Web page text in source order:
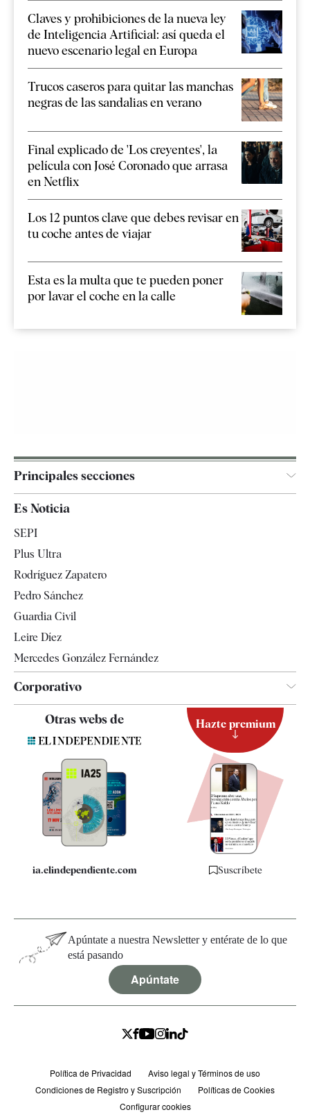
Claves y prohibiciones de la nueva ley
de Inteligencia Artificial: así queda el
nuevo escenario legal en Europa
Trucos caseros para quitar las manchas
negras de las sandalias en verano
Final explicado de 'Los creyentes', la
película con José Coronado que arrasa
en Netflix
Los 12 puntos clave que debes revisar en
tu coche antes de viajar
Esta es la multa que te pueden poner
por lavar el coche en la calle
Principales secciones
Televisión
Es Noticia
SEPI
Plus Ultra
Rodríguez Zapatero
Pedro Sánchez
Guardia Civil
Leire Díez
Mercedes González Fernández
Corporativo
Quiénes somos
Especificaciones
Otras webs de
ia.elindependiente.com
Hazte premium
Suscríbete
Apúntate a nuestra Newsletter y entérate de lo que
está pasando
Apúntate
Política de Privacidad
Aviso legal y Términos de uso
Condiciones de Registro y Suscripción
Políticas de Cookies
Configurar cookies